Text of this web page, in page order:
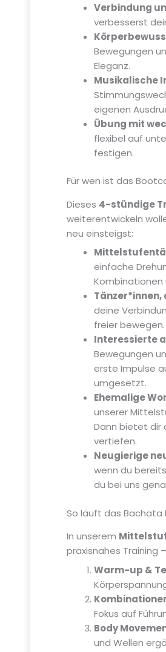
Verbindung
verbesserst
Bewegungen
Eleganz.
Musikalische
eigenen
Übung mit
flexibel auf
festigen.
Für wen ist das
Dieses 4-stündige
weiterentwickeln
neu einsteigst:
einfache
Kombinationen
Tänzer*innen,
deine
freier bewegen.
Interessierte
Bewegungen
erste Impulse
umgesetzt.
Ehemalige
unserer
Dann bietet dir
vertiefen.
Neugierige
wenn du
du bei uns
So läuft das
In unserem
praxisnahes Training
Warm-up &
Fokus auf
Body
und Wellen